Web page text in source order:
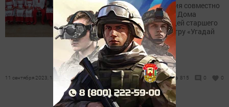
Центр культурного развития совместно
с сотрудниками районного Дома
культуры провели для людей старшего
поколения музыкальную игру «Угадай
мелодию на баяне»
11 сентября 2023, 13:28 815 0 0